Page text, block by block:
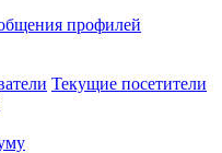
профилей
Текущие посетители